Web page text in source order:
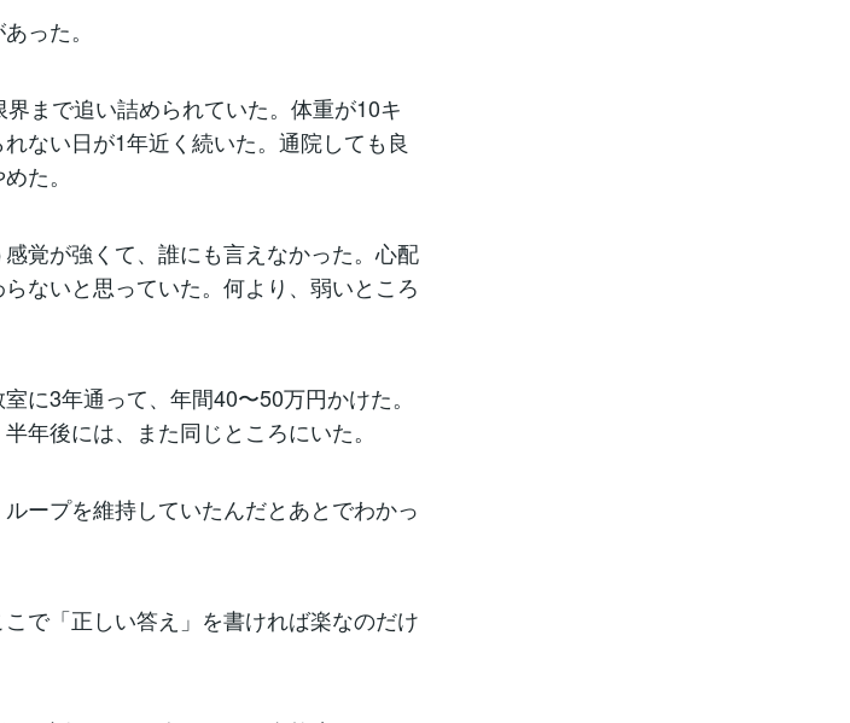
った。
まで追い詰められていた。体重が10キ
ない日が1年近く続いた。通院しても良
た。
覚が強くて、誰にも言えなかった。心配
ないと思っていた。何より、弱いところ
に3年通って、年間40〜50万円かけた。
年後には、また同じところにいた。
ープを維持していたんだとあとでわかっ
で「正しい答え」を書ければ楽なのだけ